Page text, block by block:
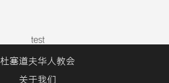
test
杜塞道夫华人教会
关于我们